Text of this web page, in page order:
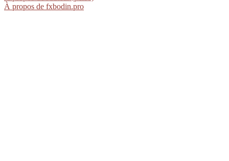
À propos de fxbodin.pro